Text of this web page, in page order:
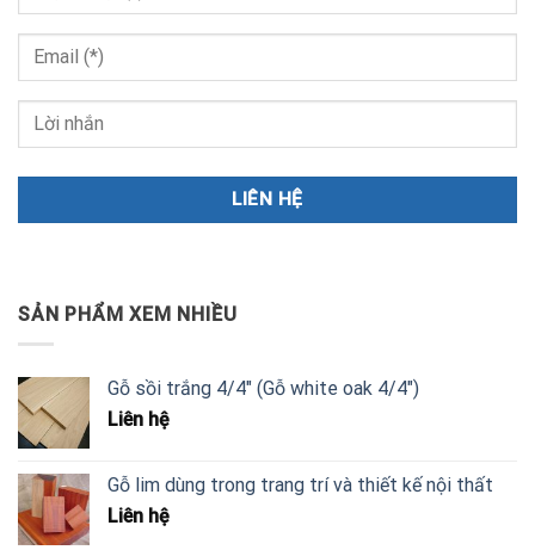
SẢN PHẨM XEM NHIỀU
Gỗ sồi trắng 4/4" (Gỗ white oak 4/4")
Liên hệ
Gỗ lim dùng trong trang trí và thiết kế nội thất
Liên hệ